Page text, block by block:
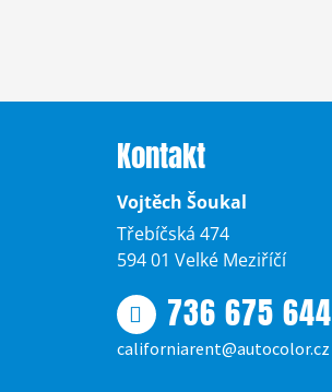
Kontakt
Vojtěch Šoukal
Třebíčská 474
594 01 Velké Meziříčí
736 675 644
californiarent@autocolor.cz